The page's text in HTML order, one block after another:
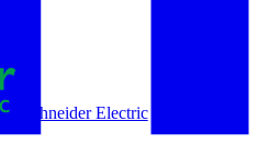
Schneider Electric